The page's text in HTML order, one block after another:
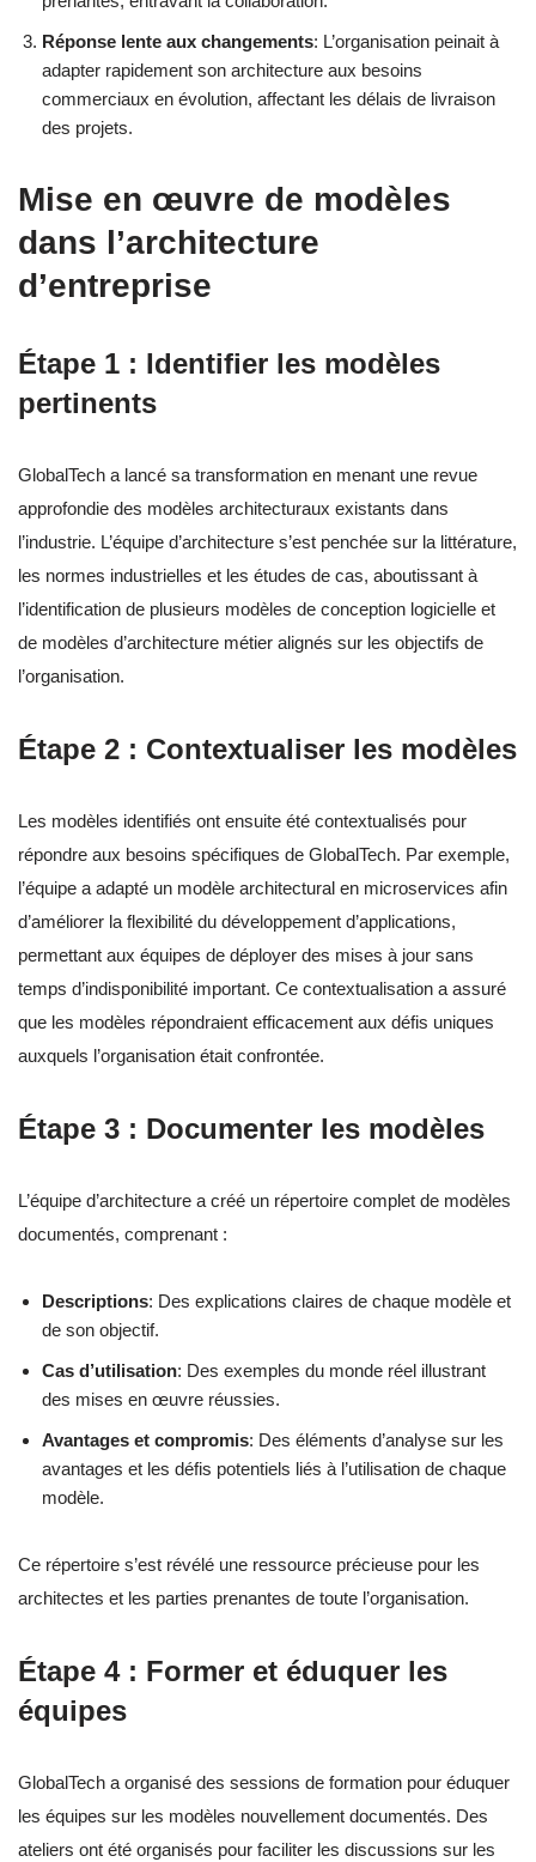
Réponse lente aux changements: L’organisation peinait à
adapter rapidement son architecture aux besoins
commerciaux en évolution, affectant les délais de livraison
des projets.
Mise en œuvre de modèles
dans l’architecture
d’entreprise
Étape 1 : Identifier les modèles
pertinents
GlobalTech a lancé sa transformation en menant une revue
approfondie des modèles architecturaux existants dans
l’industrie. L’équipe d’architecture s’est penchée sur la littérature,
les normes industrielles et les études de cas, aboutissant à
l’identification de plusieurs modèles de conception logicielle et
de modèles d’architecture métier alignés sur les objectifs de
l’organisation.
Étape 2 : Contextualiser les modèles
Les modèles identifiés ont ensuite été contextualisés pour
répondre aux besoins spécifiques de GlobalTech. Par exemple,
l’équipe a adapté un modèle architectural en microservices afin
d’améliorer la flexibilité du développement d’applications,
permettant aux équipes de déployer des mises à jour sans
temps d’indisponibilité important. Ce contextualisation a assuré
que les modèles répondraient efficacement aux défis uniques
auxquels l’organisation était confrontée.
Étape 3 : Documenter les modèles
L’équipe d’architecture a créé un répertoire complet de modèles
documentés, comprenant :
Descriptions: Des explications claires de chaque modèle et
de son objectif.
Cas d’utilisation: Des exemples du monde réel illustrant
des mises en œuvre réussies.
Avantages et compromis: Des éléments d’analyse sur les
avantages et les défis potentiels liés à l’utilisation de chaque
modèle.
Ce répertoire s’est révélé une ressource précieuse pour les
architectes et les parties prenantes de toute l’organisation.
Étape 4 : Former et éduquer les
équipes
GlobalTech a organisé des sessions de formation pour éduquer
les équipes sur les modèles nouvellement documentés. Des
ateliers ont été organisés pour faciliter les discussions sur les